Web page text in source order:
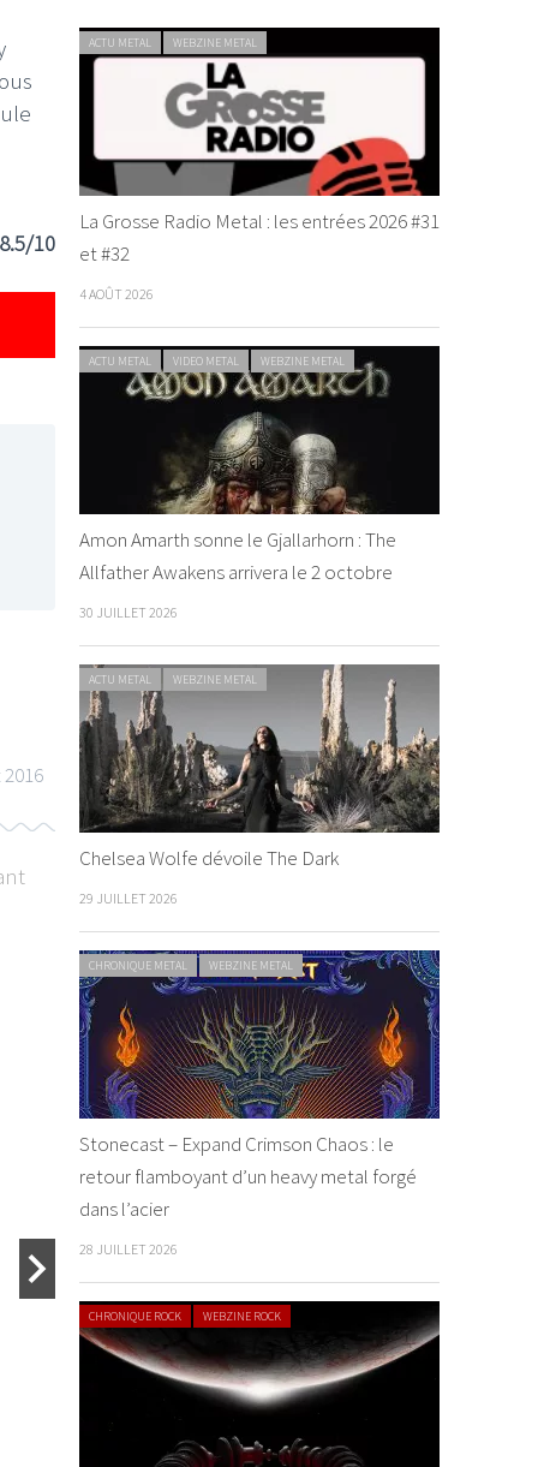
8.5/10
LIVE REPORT METAL WEBZINE METAL
Knock Out Festival 2013
à Karlsruhe (14.12.2013)
CHRONIQUE METAL
ACTU METAL WEBZINE METAL
La Grosse Radio Metal : les entrées 2026 #31
et #32
4 AOÛT 2026
ACTU METAL VIDEO METAL WEBZINE METAL
Amon Amarth sonne le Gjallarhorn : The
Allfather Awakens arrivera le 2 octobre
30 JUILLET 2026
ACTU METAL WEBZINE METAL
Chelsea Wolfe dévoile The Dark
29 JUILLET 2026
CHRONIQUE METAL WEBZINE METAL
Stonecast – Expand Crimson Chaos : le
retour flamboyant d’un heavy metal forgé
dans l’acier
28 JUILLET 2026
CHRONIQUE ROCK WEBZINE ROCK